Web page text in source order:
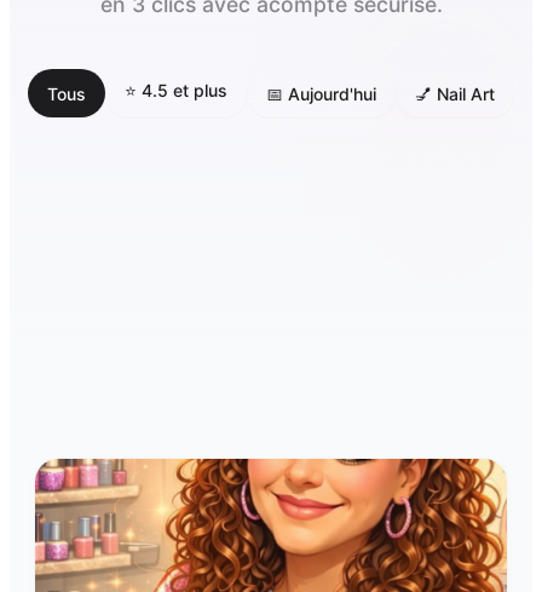
Tous ⭐ 4.5 et plus 📅 Aujourd'hui 💅 Nail Art